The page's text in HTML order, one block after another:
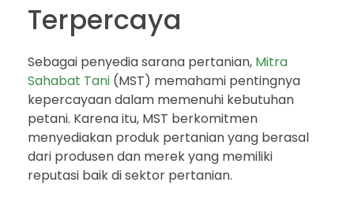
Terpercaya
Sebagai penyedia sarana pertanian, Mitra
Sahabat Tani (MST) memahami pentingnya
kepercayaan dalam memenuhi kebutuhan
petani. Karena itu, MST berkomitmen
menyediakan produk pertanian yang berasal
dari produsen dan merek yang memiliki
reputasi baik di sektor pertanian.